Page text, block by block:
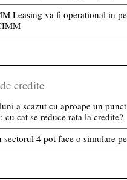
Leasing va fi operational in
credite
a scazut cu aproape un
cu cat se reduce rata la credite?
4 pot face o simulare